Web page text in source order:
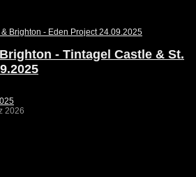
Brighton - Eden Project 24.09.2025
- Tintagel Castle & St.
2026